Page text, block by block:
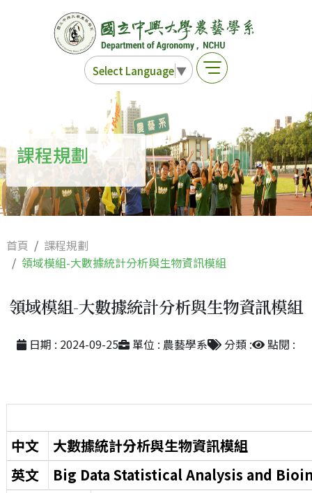
Select Language▼
課程規劃
首頁
課程規劃
領域模組-大數據統計分析與生物資訊模組
領域模組-大數據統計分析與生物資訊模組
日期 : 2024-09-25 單位 : 農藝學系 分類 : 點閱 :
中文
大數據統計分析與生物資訊模組
英文
Big Data Statistical Analysis and